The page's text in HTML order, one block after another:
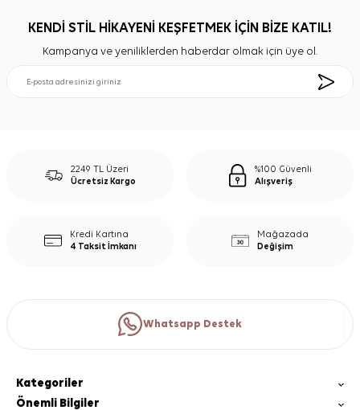
KENDİ STİL HİKAYENİ KEŞFETMEK İÇİN BİZE KATIL!
Kampanya ve yeniliklerden haberdar olmak için üye ol.
2249 TL Üzeri
Ücretsiz Kargo
%100 Güvenli
Alışveriş
Kredi Kartına
4 Taksit İmkanı
Mağazada
Değişim
Whatsapp Destek
Kategoriler
Önemli Bilgiler